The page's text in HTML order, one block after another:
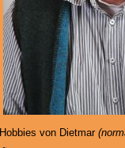
Hobbies von Dietmar